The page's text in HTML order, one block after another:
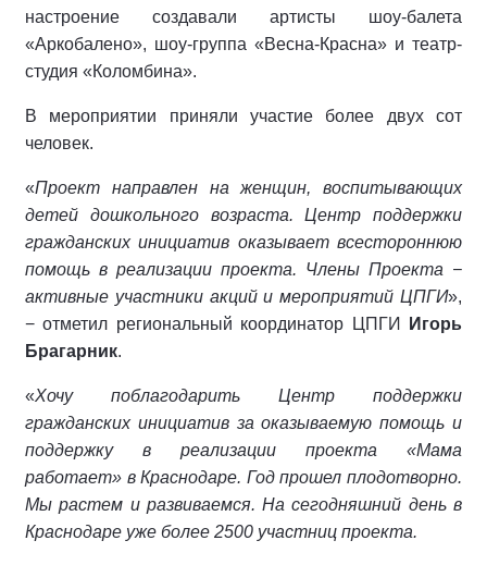
настроение создавали артисты шоу-балета
«Аркобалено», шоу-группа «Весна-Красна» и театр-
студия «Коломбина».
В мероприятии приняли участие более двух сот
человек.
«Проект направлен на женщин, воспитывающих
детей дошкольного возраста. Центр поддержки
гражданских инициатив оказывает всестороннюю
помощь в реализации проекта. Члены Проекта −
активные участники акций и мероприятий ЦПГИ»,
− отметил региональный координатор ЦПГИ
Игорь
Брагарник.
«Хочу поблагодарить Центр поддержки
гражданских инициатив за оказываемую помощь и
поддержку в реализации проекта «Мама
работает» в Краснодаре. Год прошел плодотворно.
Мы растем и развиваемся. На сегодняшний день в
Краснодаре уже более 2500 участниц проекта.